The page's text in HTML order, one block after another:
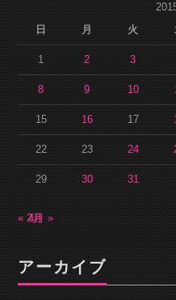
日
月 火
1 2 3
8 9 10
15 16 17
22 23 24
29 30 31
« 2月4月 »
アーカイブ